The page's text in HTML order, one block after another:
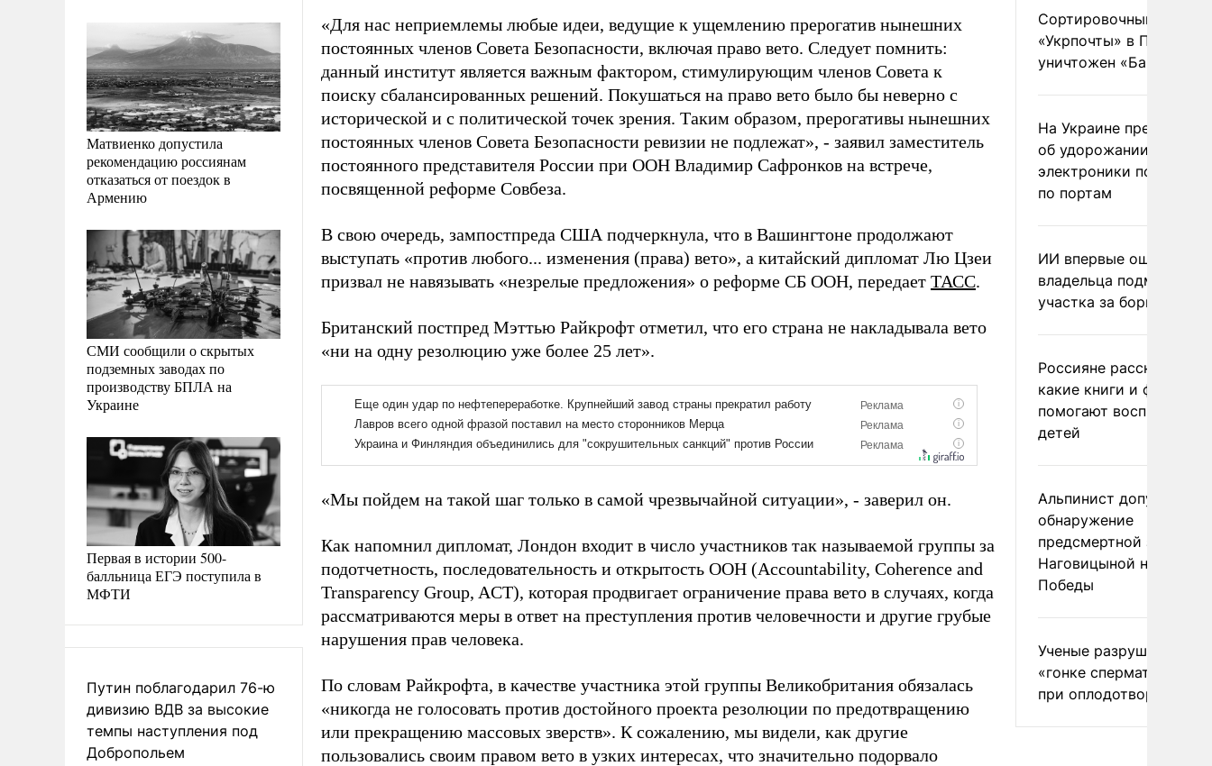
Матвиенко допустила
рекомендацию россиянам
отказаться от поездок в
Армению
СМИ сообщили о скрытых
подземных заводах по
производству БПЛА на
Украине
Первая в истории 500-
балльница ЕГЭ поступила в
МФТИ
Путин поблагодарил 76-ю
дивизию ВДВ за высокие
темпы наступления под
Добропольем
«Для нас неприемлемы любые идеи, ведущие к ущемлению прерогатив нынешних
постоянных членов Совета Безопасности, включая право вето. Следует помнить:
данный институт является важным фактором, стимулирующим членов Совета к
поиску сбалансированных решений. Покушаться на право вето было бы неверно с
исторической и с политической точек зрения. Таким образом, прерогативы нынешних
постоянных членов Совета Безопасности ревизии не подлежат», - заявил заместитель
постоянного представителя России при ООН Владимир Сафронков на встрече,
посвященной реформе Совбеза.
В свою очередь, зампостпреда США подчеркнула, что в Вашингтоне продолжают
выступать «против любого... изменения (права) вето», а китайский дипломат Лю Цзеи
призвал не навязывать «незрелые предложения» о реформе СБ ООН, передает ТАСС.
Британский постпред Мэттью Райкрофт отметил, что его страна не накладывала вето
«ни на одну резолюцию уже более 25 лет».
«Мы пойдем на такой шаг только в самой чрезвычайной ситуации», - заверил он.
Как напомнил дипломат, Лондон входит в число участников так называемой группы за
подотчетность, последовательность и открытость ООН (Accountability, Coherence and
Transparency Group, ACT), которая продвигает ограничение права вето в случаях, когда
рассматриваются меры в ответ на преступления против человечности и другие грубые
нарушения прав человека.
По словам Райкрофта, в качестве участника этой группы Великобритания обязалась
«никогда не голосовать против достойного проекта резолюции по предотвращению
или прекращению массовых зверств». К сожалению, мы видели, как другие
пользовались своим правом вето в узких интересах, что значительно подорвало
Сортировочный пункт
«Укрпочты» в
уничтожен
На Украине
об удорожании
электроники после
по портам
ИИ впервые
владельца
участка за борщевик
Россияне рассказали,
какие книги и фильмы
помогают воспитывать
детей
Альпинист допустил
обнаружение
предсмертной записки
Наговицыной на пике
Победы
Ученые разрушили миф
«гонке
при оплодотворении